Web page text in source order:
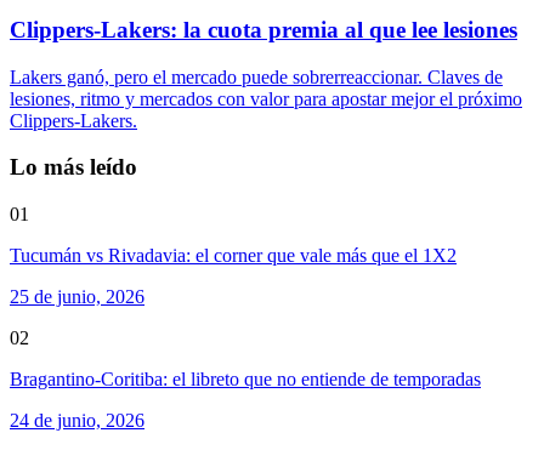
Clippers-Lakers: la cuota premia al que lee lesiones
Lakers ganó, pero el mercado puede sobrerreaccionar. Claves de
lesiones, ritmo y mercados con valor para apostar mejor el próximo
Clippers-Lakers.
Lo más leído
01
Tucumán vs Rivadavia: el corner que vale más que el 1X2
25 de junio, 2026
02
Bragantino-Coritiba: el libreto que no entiende de temporadas
24 de junio, 2026